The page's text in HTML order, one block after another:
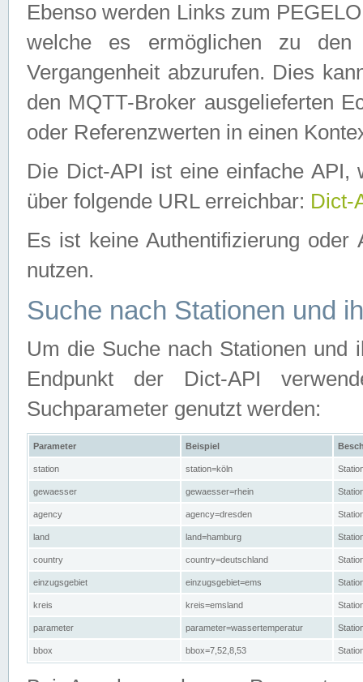
Ebenso werden Links zum
welche es ermöglichen zu den
Vergangenheit abzurufen. Dies
den MQTT-Broker ausgelieferten
oder Referenzwerten in einen
Die Dict-API ist eine einfache API,
über folgende URL erreichbar: Dict-
Es ist keine Authentifizierung
nutzen.
Suche nach Stationen und
Um die Suche nach Stationen und
Endpunkt der Dict-API
Suchparameter genutzt werden:
Parameter Beispiel
station station=köln
gewaesser gewaesser=rhein
agency agency=dresden
land land=hamburg
country country=deutschland
einzugsgebiet einzugsgebiet=ems
kreis kreis=emsland
parameter parameter=wassertemperatur
bbox bbox=7,52,8,53